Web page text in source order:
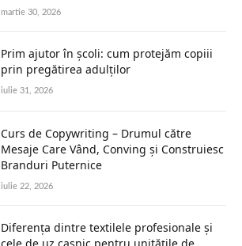
martie 30, 2026
Prim ajutor în școli: cum protejăm copiii
prin pregătirea adulților
iulie 31, 2026
Curs de Copywriting – Drumul către
Mesaje Care Vând, Conving și Construiesc
Branduri Puternice
iulie 22, 2026
Diferența dintre textilele profesionale și